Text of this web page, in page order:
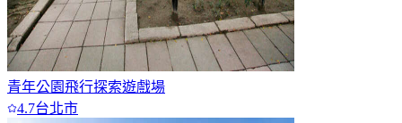
青年公園飛行探索遊戲場
4.7台北市